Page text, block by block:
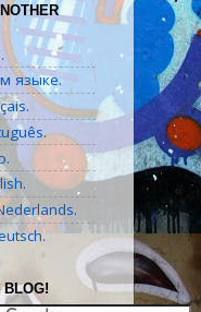
языке.
BLOG!